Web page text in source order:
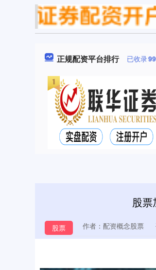
正规配资平台排行 已收录
股
股票 作者：配资概念股票